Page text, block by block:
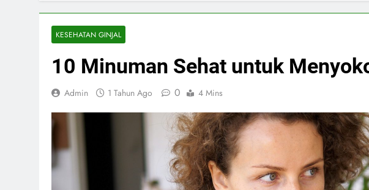
KESEHATAN GINJAL
10 Minuman Sehat untuk
Admin 1 Tahun Ago 0 4 Mins